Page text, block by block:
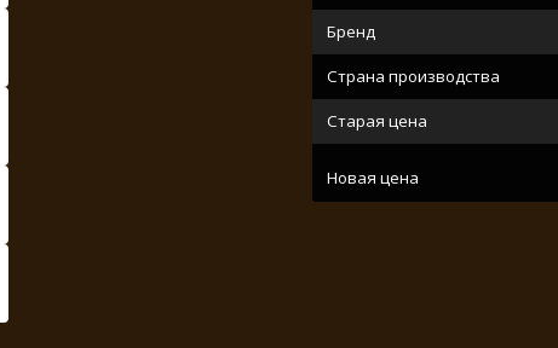
Бренд
Страна производства
Старая цена
Новая цена